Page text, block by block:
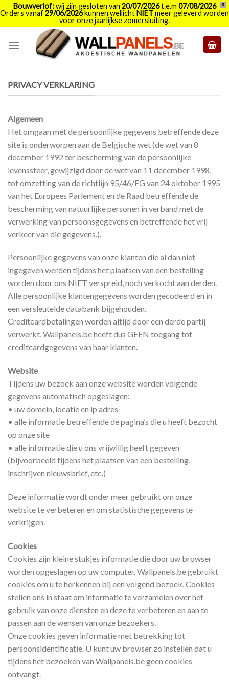
X
Bouwverlof:wij zijn gesloten van 20/07/2026t.e.m 07/08/2026
Orders vanaf29/06/2026kunnen wellichtNIETmeer geleverd worden
voor onze jaarlijkse zomersluiting.
PRIVACY VERKLARING
Algemeen
Het omgaan met de persoonlijke gegevens betreffende deze
site is onderworpen aan de Belgische wet (de wet van 8
december 1992 ter bescherming van de persoonlijke
levenssfeer, gewijzigd door de wet van 11 december 1998,
tot omzetting van de richtlijn 95/46/EG van 24 oktober 1995
van het Europees Parlement en de Raad betreffende de
bescherming van natuurlijke personen in verband met de
verwerking van persoonsgegevens en betreffende het vrij
verkeer van die gegevens.).
Persoonlijke gegevens van onze klanten die al dan niet
ingegeven werden tijdens het plaatsen van een bestelling
worden door ons NIET verspreid, noch verkocht aan derden.
Alle persoonlijke klantengegevens worden gecodeerd en in
een versleutelde databank bijgehouden.
Creditcardbetalingen worden altijd door een derde partij
verwerkt, Wallpanels.be heeft dus GEEN toegang tot
creditcardgegevens van haar klanten.
Website
Tijdens uw bezoek aan onze website worden volgende
gegevens automatisch opgeslagen:
• uw domein, locatie en ip adres
• alle informatie betreffende de pagina’s die u heeft bezocht
op onze site
• alle informatie die u ons vrijwillig heeft gegeven
(bijvoorbeeld tijdens het plaatsen van een bestelling,
inschrijven nieuwsbrief, etc.)
Deze informatie wordt onder meer gebruikt om onze
website te verbeteren en om statistische gegevens te
verkrijgen.
Cookies
Cookies zijn kleine stukjes informatie die door uw browser
worden opgeslagen op uw computer. Wallpanels.be gebruikt
cookies om u te herkennen bij een volgend bezoek. Cookies
stellen ons in staat om informatie te verzamelen over het
gebruik van onze diensten en deze te verbeteren en aan te
passen aan de wensen van onze bezoekers.
Onze cookies geven informatie met betrekking tot
persoonsidentificatie. U kunt uw browser zo instellen dat u
tijdens het bezoeken van Wallpanels.be geen cookies
ontvangt.